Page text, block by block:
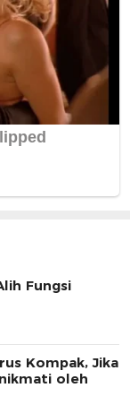
Fungsi
Kompak, Jika
oleh